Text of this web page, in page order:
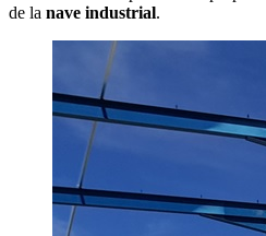
de la nave industrial.